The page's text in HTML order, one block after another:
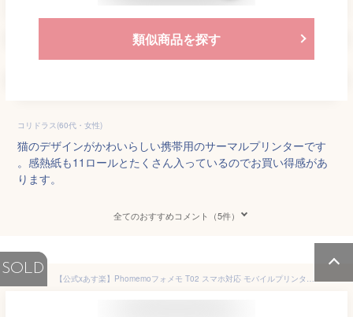
類似商品を探す
コリドラス(60代・女性)
猫のデザインがかわいらしい携帯用のサーマルプリンターです
。感熱紙も11ロールとたくさん入っているのでお買い得感があ
ります。
全てのおすすめコメント（5件）
SOLD
【公式xあす楽】Phomemoフォメモ T02 スマホ対応 モバイルプリンター 写真 小型 持ち運び サーマルプリンター グリーン 解像度203dpi iPhone&Android対応 コンパクト モノクロ 感熱印刷 多言語対応 送料無料